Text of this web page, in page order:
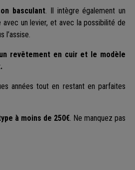
basculant. Il intègre également un
un levier, et avec la possibilité de
l’assise.
revêtement en cuir et le modèle
années tout en restant en parfaites
à moins de 250€. Ne manquez pas